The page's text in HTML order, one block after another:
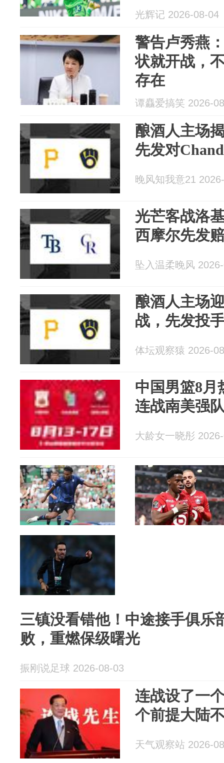
光辉记 2026-08-04
警告卢秀燕
状就开战，
存在
谭麤爱搞笑 2026-
酿酒人主场
先发对
晚风知我意21
光芒客战洛
西摩尔先发
坠入温柔晚风
酿酒人主场
战，先发投
体坛观察猿 2026-
中国男篮8月
连战南美强
大龄女一晓彤
三镇没看错他！中途接手俱乐
败，重燃保级曙光
振刚说足球 2026-08-03
连战设了一
个前提大陆
天气观察站 2026-